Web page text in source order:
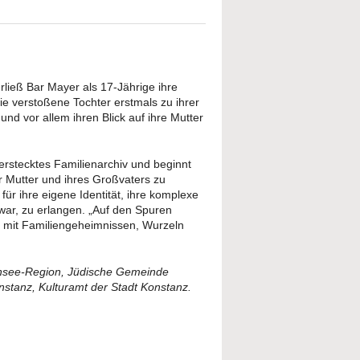
Bar Mayer als 17-Jährige ihre
verstoßene Tochter erstmals zu ihrer
vor allem ihren Blick auf ihre Mutter
Familienarchiv und beginnt
Mutter und ihres Großvaters zu
ihre eigene Identität, ihre komplexe
zu erlangen. „Auf den Spuren
Familiengeheimnissen, Wurzeln
Region, Jüdische Gemeinde
Kulturamt der Stadt Konstanz.